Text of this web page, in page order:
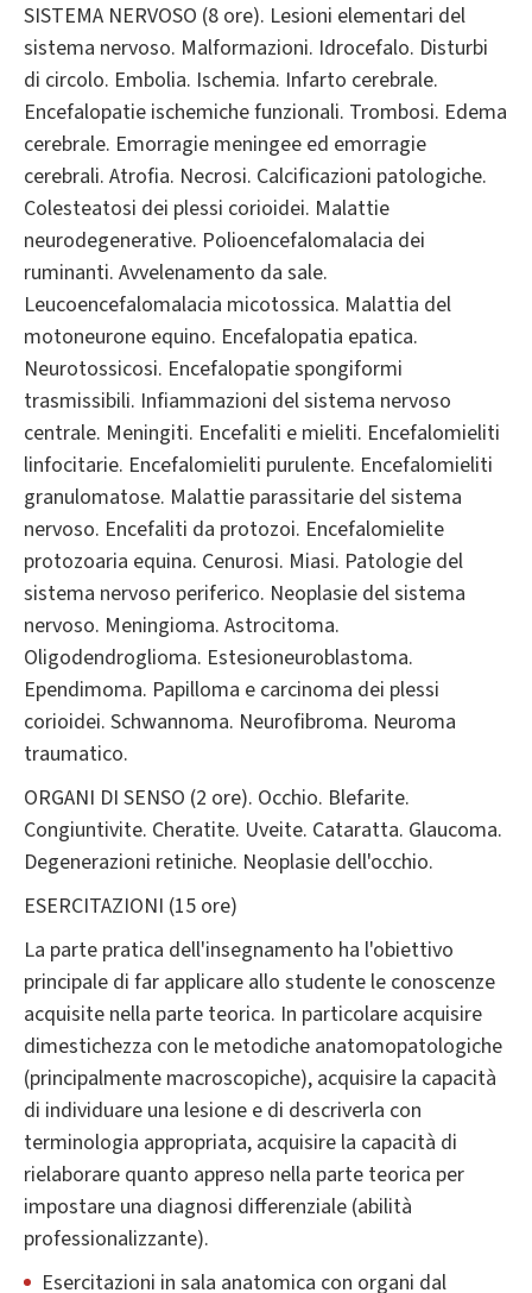
SISTEMA NERVOSO (8 ore). Lesioni elementari del
sistema nervoso. Malformazioni. Idrocefalo. Disturbi
di circolo. Embolia. Ischemia. Infarto cerebrale.
Encefalopatie ischemiche funzionali. Trombosi. Edema
cerebrale. Emorragie meningee ed emorragie
cerebrali. Atrofia. Necrosi. Calcificazioni patologiche.
Colesteatosi dei plessi corioidei. Malattie
neurodegenerative. Polioencefalomalacia dei
ruminanti. Avvelenamento da sale.
Leucoencefalomalacia micotossica. Malattia del
motoneurone equino. Encefalopatia epatica.
Neurotossicosi. Encefalopatie spongiformi
trasmissibili. Infiammazioni del sistema nervoso
centrale. Meningiti. Encefaliti e mieliti. Encefalomieliti
linfocitarie. Encefalomieliti purulente. Encefalomieliti
granulomatose. Malattie parassitarie del sistema
nervoso. Encefaliti da protozoi. Encefalomielite
protozoaria equina. Cenurosi. Miasi. Patologie del
sistema nervoso periferico. Neoplasie del sistema
nervoso. Meningioma. Astrocitoma.
Oligodendroglioma. Estesioneuroblastoma.
Ependimoma. Papilloma e carcinoma dei plessi
corioidei. Schwannoma. Neurofibroma. Neuroma
traumatico.
ORGANI DI SENSO (2 ore). Occhio. Blefarite.
Congiuntivite. Cheratite. Uveite. Cataratta. Glaucoma.
Degenerazioni retiniche. Neoplasie dell'occhio.
ESERCITAZIONI (15 ore)
La parte pratica dell'insegnamento ha l'obiettivo
principale di far applicare allo studente le conoscenze
acquisite nella parte teorica. In particolare acquisire
dimestichezza con le metodiche anatomopatologiche
(principalmente macroscopiche), acquisire la capacità
di individuare una lesione e di descriverla con
terminologia appropriata, acquisire la capacità di
rielaborare quanto appreso nella parte teorica per
impostare una diagnosi differenziale (abilità
professionalizzante).
Esercitazioni in sala anatomica con organi dal